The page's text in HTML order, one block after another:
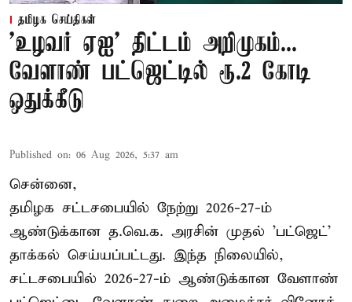
தமிழக செய்திகள்
'உழவர் ஏஐ' திட்டம் அறிமுகம்...
வேளாண் பட்ஜெட்டில் ரூ.2 கோடி
ஒதுக்கீடு
Published on: 06 Aug 2026, 5:37 am
சென்னை,
தமிழக சட்டசபையில் நேற்று 2026-27-ம்
ஆண்டுக்கான த.வெ.க. அரசின் முதல் 'பட்ஜெட்'
தாக்கல் செய்யப்பட்டது. இந்த நிலையில்,
சட்டசபையில் 2026-27-ம் ஆண்டுக்கான வேளாண்